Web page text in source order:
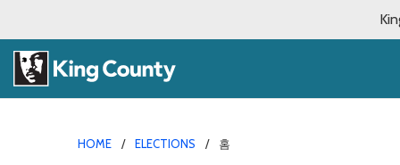
HOME ELECTIONS 홈